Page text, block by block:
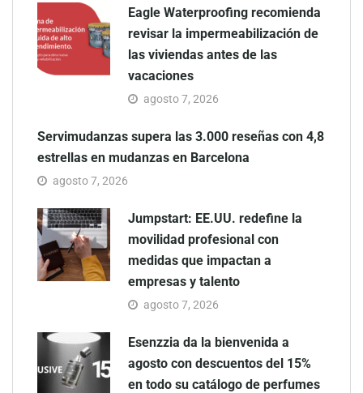
Eagle Waterproofing recomienda
revisar la impermeabilización de
las viviendas antes de las
vacaciones
agosto 7, 2026
Servimudanzas supera las 3.000 reseñas con 4,8
estrellas en mudanzas en Barcelona
agosto 7, 2026
Jumpstart: EE.UU. redefine la
movilidad profesional con
medidas que impactan a
empresas y talento
agosto 7, 2026
Esenzzia da la bienvenida a
agosto con descuentos del 15%
en todo su catálogo de perfumes